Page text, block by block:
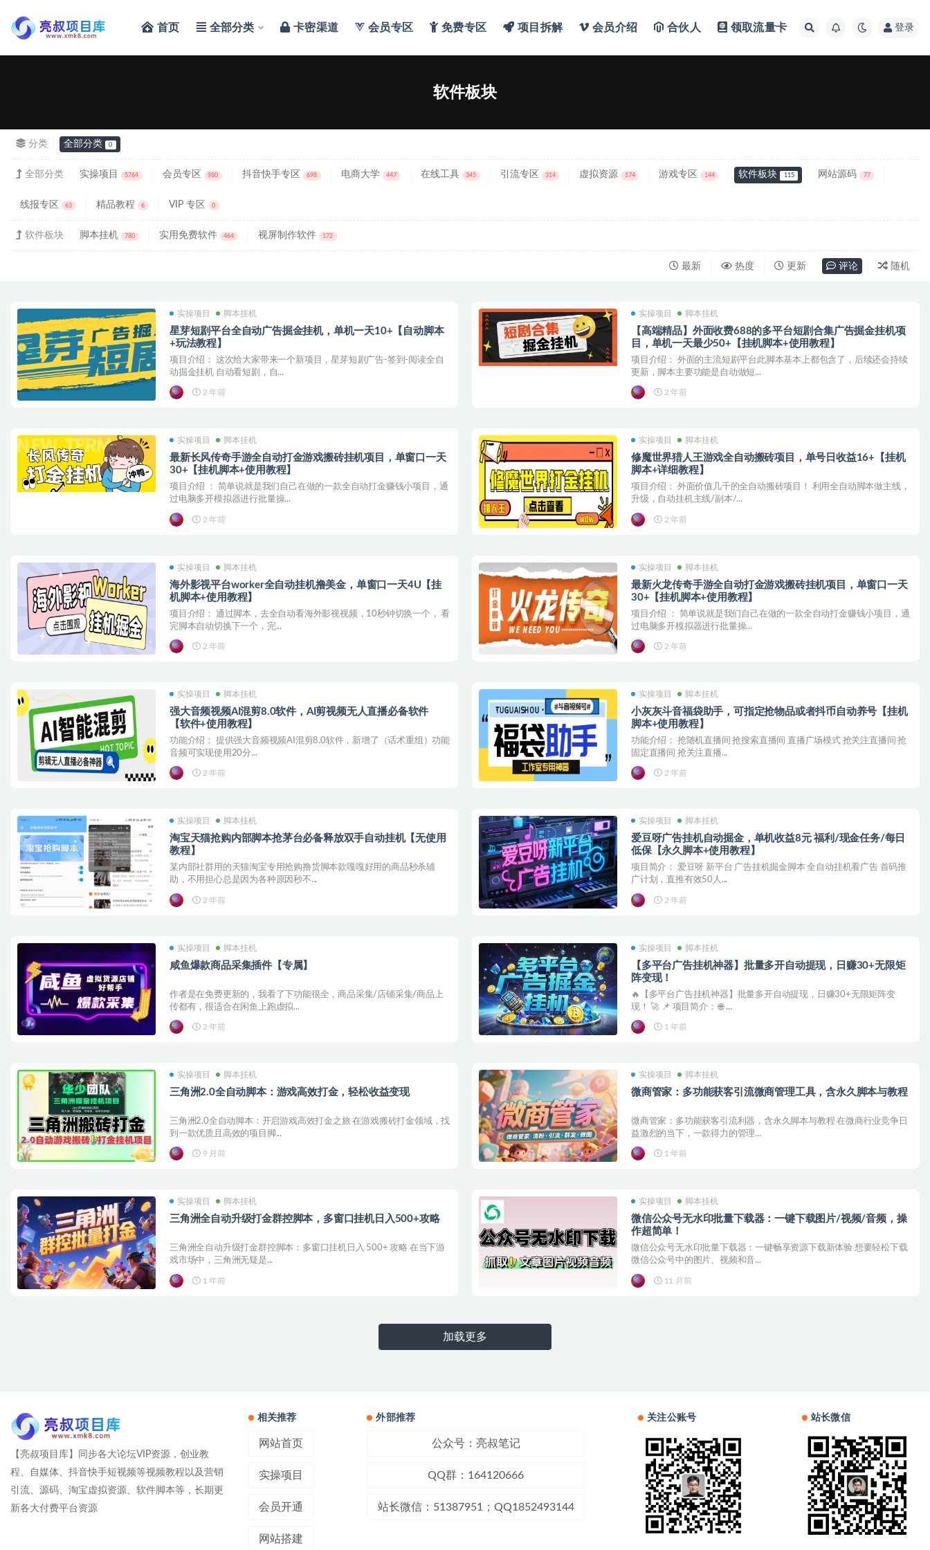
首页 全部分类 卡密渠道 会员专区 免费专区 项目拆解 会员介绍 合伙人 领取流量卡 登录
软件板块
分类 全部分类 0
全部分类 实操项目 5764 会员专区 980 抖音快手专区 698 电商大学 447 在线工具 345 引流专区 314 虚拟资源 174 游戏专区 144 软件板块 115 网站源码 77
线报专区 63 精品教程 6 VIP 专区 0
软件板块 脚本挂机 780 实用免费软件 464 视屏制作软件 172
最新 热度 更新 评论 随机
实操项目 脚本挂机
星芽短剧平台全自动广告掘金挂机，单机一天10+【自动脚本
+玩法教程】
项目介绍： 这次给大家带来一个新项目，星芽短剧广告-签到-阅读全自
动掘金挂机 自动看短剧，自...
2 年前
实操项目 脚本挂机
【高端精品】外面收费688的多平台短剧合集广告掘金挂机项
目，单机一天最少50+【挂机脚本+使用教程】
项目介绍： 外面的主流短剧平台此脚本基本上都包含了，后续还会持续
更新，脚本主要功能是自动做短...
2 年前
实操项目 脚本挂机
最新长风传奇手游全自动打金游戏搬砖挂机项目，单窗口一天
30+【挂机脚本+使用教程】
项目介绍 ： 简单说就是我们自己在做的一款全自动打金赚钱小项目，通
过电脑多开模拟器进行批量操...
2 年前
实操项目 脚本挂机
修魔世界猎人王游戏全自动搬砖项目，单号日收益16+【挂机
脚本+详细教程】
项目介绍： 外面价值几千的全自动搬砖项目！ 利用全自动脚本做主线，
升级，自动挂机主线/副本/...
2 年前
实操项目 脚本挂机
海外影视平台worker全自动挂机撸美金，单窗口一天4U【挂
机脚本+使用教程】
项目介绍： 通过脚本，去全自动看海外影视视频，10秒钟切换一个， 看
完脚本自动切换下一个，完...
2 年前
实操项目 脚本挂机
最新火龙传奇手游全自动打金游戏搬砖挂机项目，单窗口一天
30+【挂机脚本+使用教程】
项目介绍 ： 简单说就是我们自己在做的一款全自动打金赚钱小项目，通
过电脑多开模拟器进行批量操...
2 年前
实操项目 脚本挂机
强大音频视频AI混剪8.0软件，AI剪视频无人直播必备软件
【软件+使用教程】
功能介绍： 提供强大音频视频AI混剪8.0软件，新增了（话术重组）功能
音频可实现使用20分...
2 年前
实操项目 脚本挂机
小灰灰斗音福袋助手，可指定抢物品或者抖币自动养号【挂机
脚本+使用教程】
功能介绍： 抢随机直播间 抢搜索直播间 直播广场模式 抢关注直播间 抢
固定直播间 抢关注直播...
2 年前
实操项目 脚本挂机
淘宝天猫抢购内部脚本抢茅台必备释放双手自动挂机【无使用
教程】
某内部社群用的天猫淘宝专用抢购撸货脚本款嘎嘎好用的商品秒杀辅
助，不用担心总是因为各种原因秒不...
2 年前
实操项目 脚本挂机
爱豆呀广告挂机自动掘金，单机收益8元 福利/现金任务/每日
低保【永久脚本+使用教程】
项目简介： 爱豆呀 新平台 广告挂机掘金脚本 全自动挂机看广告 首码推
广计划，直推有效50人...
2 年前
实操项目 脚本挂机
咸鱼爆款商品采集插件【专属】
作者是在免费更新的，我看了下功能很全，商品采集/店铺采集/商品上
传都有，很适合在闲鱼上跑虚拟...
2 年前
实操项目 脚本挂机
【多平台广告挂机神器】批量多开自动提现，日赚30+无限矩
阵变现！
🔥【多平台广告挂机神器】批量多开自动提现，日赚30+无限矩阵变
现！ 🚀 📌 项目简介： 🌐 ...
1 年前
实操项目 脚本挂机
三角洲2.0全自动脚本：游戏高效打金，轻松收益变现
三角洲2.0全自动脚本：开启游戏高效打金之旅 在游戏搬砖打金领域，找
到一款优质且高效的项目脚...
9 月前
实操项目 脚本挂机
微商管家：多功能获客引流微商管理工具，含永久脚本与教程
微商管家：多功能获客引流利器，含永久脚本与教程 在微商行业竞争日
益激烈的当下，一款得力的管理...
1 年前
实操项目 脚本挂机
三角洲全自动升级打金群控脚本，多窗口挂机日入500+攻略
三角洲全自动升级打金群控脚本：多窗口挂机日入 500+ 攻略 在当下游
戏市场中，三角洲无疑是...
1 年前
实操项目 脚本挂机
微信公众号无水印批量下载器：一键下载图片/视频/音频，操
作超简单！
微信公众号无水印批量下载器：一键畅享资源下载新体验 想要轻松下载
微信公众号中的图片、视频和音...
11 月前
加载更多
【亮叔项目库】同步各大论坛VIP资源，创业教
程、自媒体、抖音快手短视频等视频教程以及营销
引流、源码、淘宝虚拟资源、软件脚本等，长期更
新各大付费平台资源
相关推荐
网站首页
实操项目
会员开通
网站搭建
外部推荐
公众号：亮叔笔记
QQ群：164120666
站长微信：51387951；QQ1852493144
关注公账号 站长微信